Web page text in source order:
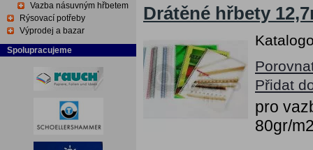
Vazba násuvným hřbetem
Rýsovací potřeby
Výprodej a bazar
Spolupracujeme
Drátěné hřbety
Přidat
pro
80gr/